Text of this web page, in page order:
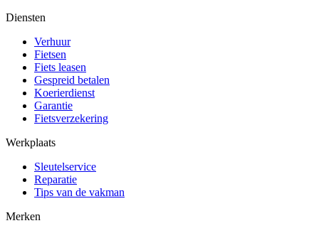
Diensten
Verhuur
Fietsen
Fiets leasen
Gespreid betalen
Koerierdienst
Garantie
Fietsverzekering
Werkplaats
Sleutelservice
Reparatie
Tips van de vakman
Merken